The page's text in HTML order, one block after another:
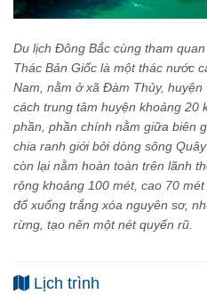
Du lịch Đông Bắc cùng tham
Thác Bản Giốc là một thác nước
Nam, nằm ở xã Đàm Thủy, huyện
cách trung tâm huyện khoảng 20
phần, phần chính nằm giữa biên
chia ranh giới bởi dòng sông
còn lại nằm hoàn toàn trên lãnh
rộng khoảng 100 mét, cao 70
đổ xuống trắng xóa nguyên sơ,
rừng, tạo nên một nét quyến rũ.
Lịch trình